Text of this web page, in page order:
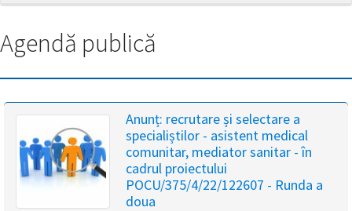
română
în
secunde.
magyar
nyelvű
Agendă publică
Anunț: recrutare și selectare a
specialiștilor - asistent medical
comunitar, mediator sanitar - în
cadrul proiectului
POCU/375/4/22/122607 - Runda a
doua